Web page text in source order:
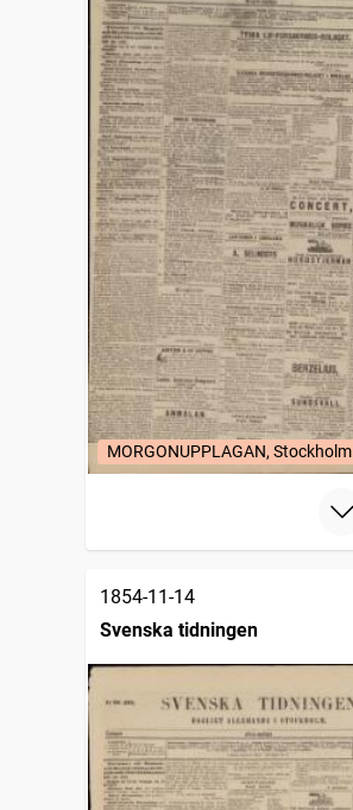
MORGONUPPLAGAN, Stockholm
1854-11-14
Svenska tidningen